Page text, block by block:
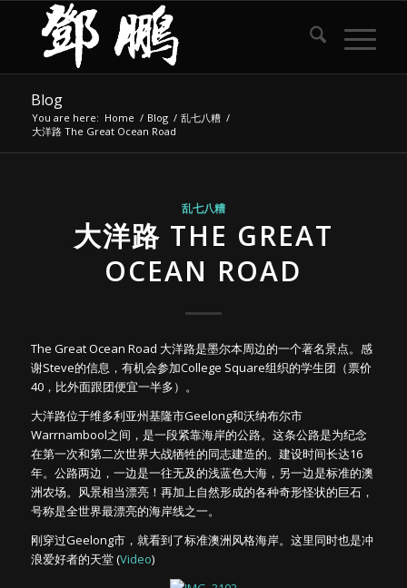
Blog
You are here: Home / Blog / 乱七八糟 /
大洋路 The Great Ocean Road
乱七八糟
大洋路 THE GREAT
OCEAN ROAD
The Great Ocean Road 大洋路是墨尔本周边的一个著名景点。感
谢Steve的信息，有机会参加College Square组织的学生团（票价
40，比外面跟团便宜一半多）。
大洋路位于维多利亚州基隆市Geelong和沃纳布尔市
Warrnambool之间，是一段紧靠海岸的公路。这条公路是为纪念
在第一次和第二次世界大战牺牲的同志建造的。建设时间长达16
年。公路两边，一边是一往无及的浅蓝色大海，另一边是标准的澳
洲农场。风景相当漂亮！再加上自然形成的各种奇形怪状的巨石，
号称是全世界最漂亮的海岸线之一。
刚穿过Geelong市，就看到了标准澳洲风格海岸。这里同时也是冲
浪爱好者的天堂 (Video)